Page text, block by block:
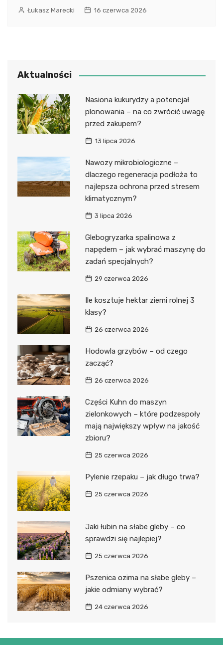
Łukasz Marecki 16 czerwca 2026
Aktualności
Nasiona kukurydzy a potencjał
plonowania – na co zwrócić uwagę
przed zakupem?
13 lipca 2026
Nawozy mikrobiologiczne –
dlaczego regeneracja podłoża to
najlepsza ochrona przed stresem
klimatycznym?
3 lipca 2026
Glebogryzarka spalinowa z
napędem – jak wybrać maszynę do
zadań specjalnych?
29 czerwca 2026
Ile kosztuje hektar ziemi rolnej 3
klasy?
26 czerwca 2026
Hodowla grzybów – od czego
zacząć?
26 czerwca 2026
Części Kuhn do maszyn
zielonkowych – które podzespoły
mają największy wpływ na jakość
zbioru?
25 czerwca 2026
Pylenie rzepaku – jak długo trwa?
25 czerwca 2026
Jaki łubin na słabe gleby – co
sprawdzi się najlepiej?
25 czerwca 2026
Pszenica ozima na słabe gleby –
jakie odmiany wybrać?
24 czerwca 2026